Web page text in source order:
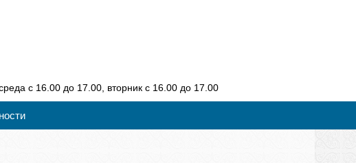
с 16.00 до 17.00, вторник с 16.00 до 17.00